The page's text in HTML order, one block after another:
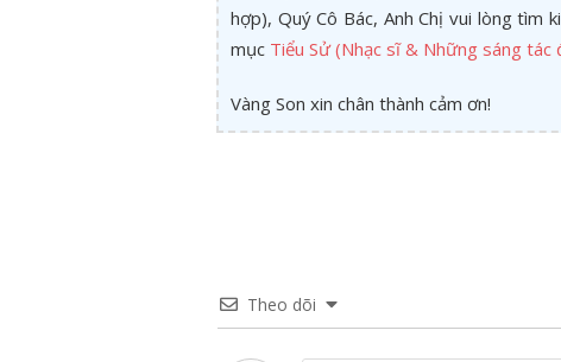
hợp), Quý Cô Bác, Anh Chị vui lòng tìm
mục Tiểu Sử (Nhạc sĩ & Những sáng tác
Vàng Son xin chân thành cảm ơn!
Theo dõi